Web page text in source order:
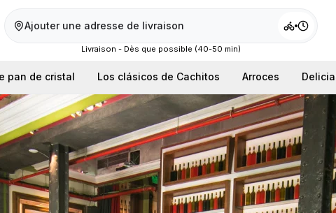
Ajouter une adresse de livraison
Livraison - Dès que possible (40-50 min)
pan de cristal Los clásicos de Cachitos Arroces